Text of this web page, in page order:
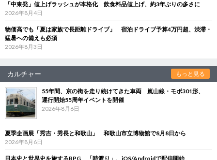
「中東発」値上げラッシュが本格化 飲食料品値上げ、約3年ぶりの多さに
2026年8月4日
物価高でも「夏は家族で長距離ドライブ」 宿泊ドライブ予算4万円超、渋滞・
猛暑への備えも必須
2026年8月3日
カルチャー もっと見る
55年間、京の街を走り続けてきた車両 嵐山線・モボ301形、
運行開始55周年イベントを開催
2026年8月6日
夏季企画展「秀吉・秀長と和歌山」 和歌山市立博物館で8月8日から
2026年8月6日
日本史と世界史を旅するRPG 「時渡り」、iOS/Androidで配信開始